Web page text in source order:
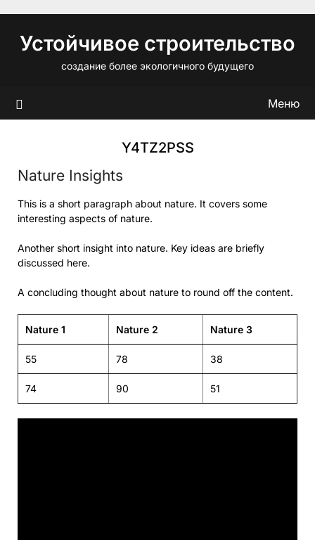
содержимому
Устойчивое строительство
создание более экологичного будущего
Меню
Y4TZ2PSS
Nature Insights
This is a short paragraph about nature. It covers some
interesting aspects of nature.
Another short insight into nature. Key ideas are briefly
discussed here.
A concluding thought about nature to round off the content.
Nature 1 Nature 2 Nature 3
55 78 38
74 90 51